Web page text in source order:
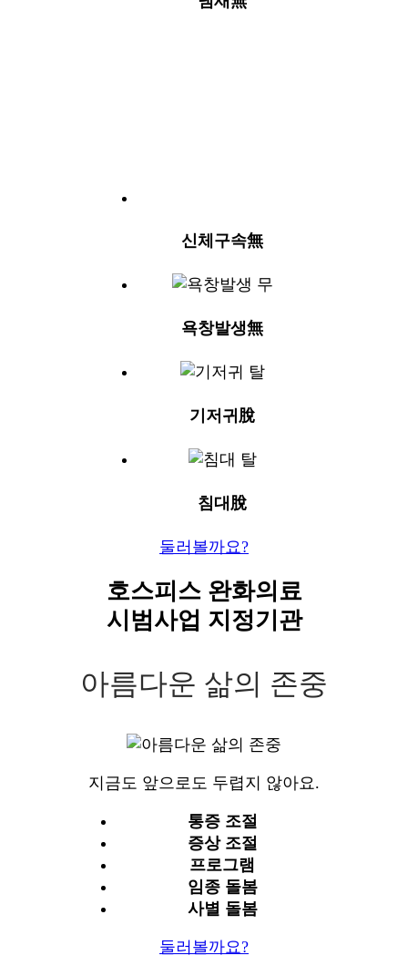
신체구속無
욕창발생無
기저귀脫
침대脫
둘러볼까요?
호스피스 완화의료
시범사업 지정기관
아름다운 삶의 존중
지금도 앞으로도 두렵지 않아요.
통증 조절
증상 조절
프로그램
임종 돌봄
사별 돌봄
둘러볼까요?